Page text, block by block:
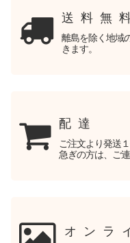
送料無
離島を除く地域
きます。
配達
ご注文より発送
急ぎの方は、ご連
オンラ